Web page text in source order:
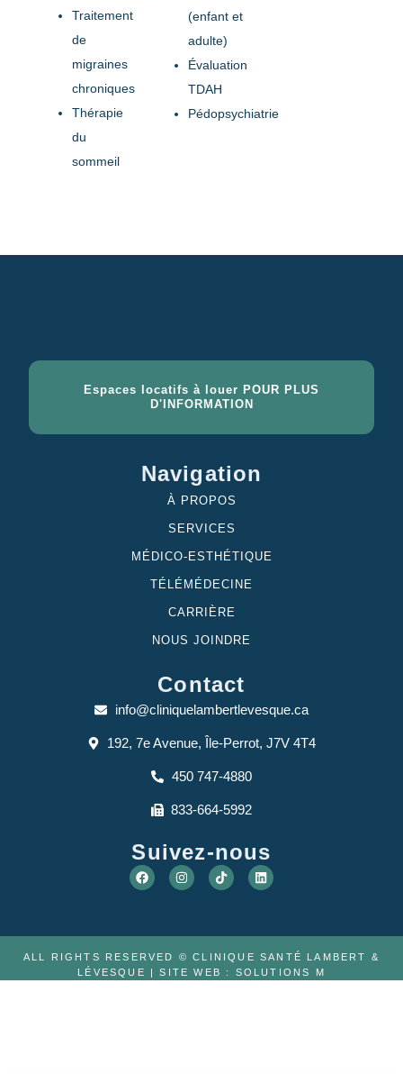
Traitement
de
migraines
chroniques
Thérapie
du
sommeil
(enfant et
adulte)
Évaluation
TDAH
Pédopsychiatrie
Espaces locatifs à louer POUR PLUS
D'INFORMATION
Navigation
À PROPOS
SERVICES
MÉDICO-ESTHÉTIQUE
TÉLÉMÉDECINE
CARRIÈRE
NOUS JOINDRE
Contact
info@cliniquelambertlevesque.ca
192, 7e Avenue, Île-Perrot, J7V 4T4
450 747-4880
833-664-5992
Suivez-nous
ALL RIGHTS RESERVED © CLINIQUE SANTÉ LAMBERT &
LÉVESQUE | SITE WEB : SOLUTIONS M